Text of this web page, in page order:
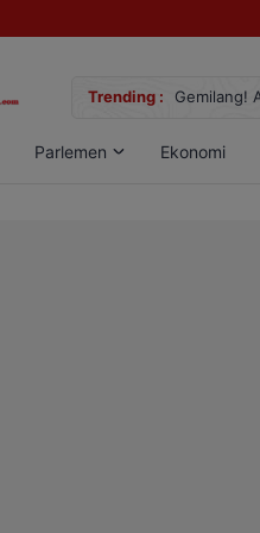
Trending : Gemilang!
Parlemen Ekonomi